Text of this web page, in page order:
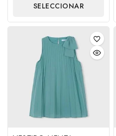
SELECCIONAR
OPCIONES